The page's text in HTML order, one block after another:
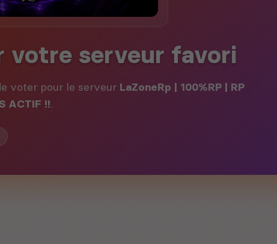
votre serveur favori
voter pour le serveur LaZoneRp | 100%RP | RP
ACTIF !!.